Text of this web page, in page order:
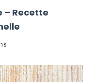
– Recette